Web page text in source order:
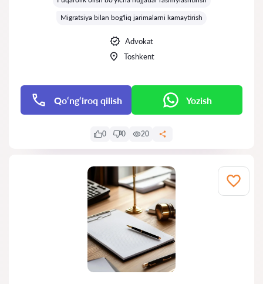
Migratsiya bilan bog'liq jarimalarni kamaytirish
Advokat
Toshkent
Qo‘ng‘iroq qilish Yozish
0 0 20